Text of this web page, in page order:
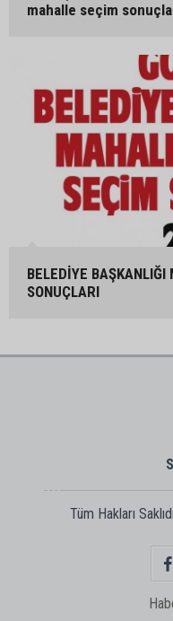
mahalle seçim
BELEDİYE
SONUÇLARI
Tüm Hakları